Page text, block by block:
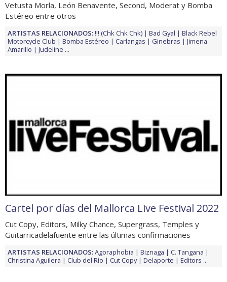
Vetusta Morla, León Benavente, Second, Moderat y Bomba
Estéreo entre otros
ARTISTAS RELACIONADOS:!!! (Chk Chk Chk) Bad Gyal
Black Rebel
Motorcycle Club
Bomba Estéreo Carlangas Ginebras
Jimena
Amarillo
Judeline ...
Cartel por días del Mallorca Live Festival 2022
Cut Copy, Editors, Milky Chance, Supergrass, Temples y
Guitarricadelafuente entre las últimas confirmaciones
ARTISTAS RELACIONADOS:Agoraphobia Biznaga
C. Tangana
Christina Aguilera
Club del Río Cut Copy Delaporte Editors ...